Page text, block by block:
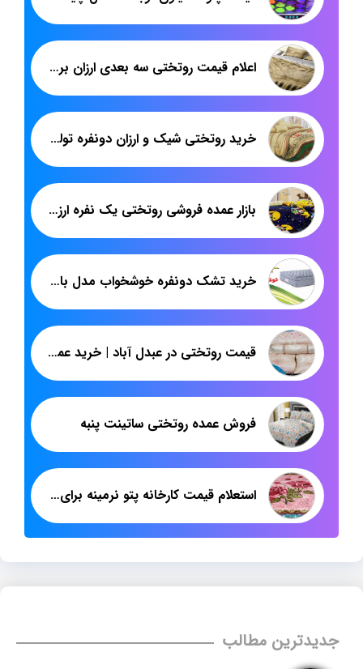
اعلام قیمت روتختی سه بعدی ارزان برای خرید عمده
خرید روتختی شیک و ارزان دونفره تولیدی تهران
بازار عمده فروشی روتختی یک نفره ارزان قیمت پلی استر
خرید تشک دونفره خوشخواب مدل باراباس
قیمت روتختی در عبدل آباد | خرید عمده سرویس خواب ژاکارد دونفره
فروش عمده روتختی ساتینت پنبه
استعلام قیمت کارخانه پتو نرمینه برای صادرات
جدیدترین مطالب